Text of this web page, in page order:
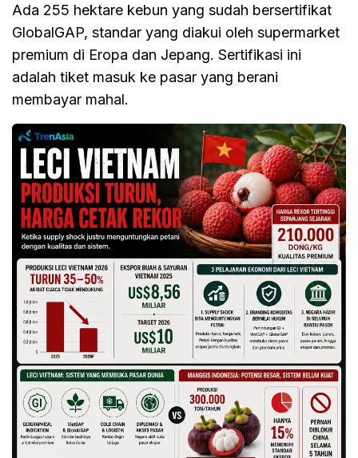
Ada 255 hektare kebun yang sudah bersertifikat
GlobalGAP, standar yang diakui oleh supermarket
premium di Eropa dan Jepang. Sertifikasi ini
adalah tiket masuk ke pasar yang berani
membayar mahal.